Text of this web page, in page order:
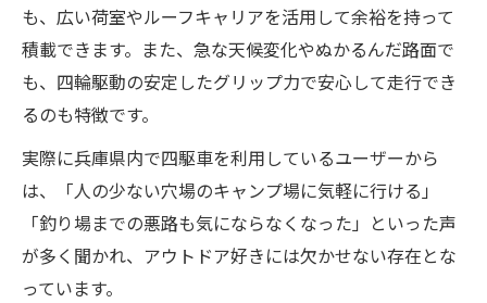
も、広い荷室やルーフキャリアを活用して余裕を持って
積載できます。また、急な天候変化やぬかるんだ路面で
も、四輪駆動の安定したグリップ力で安心して走行でき
るのも特徴です。
実際に兵庫県内で四駆車を利用しているユーザーから
は、「人の少ない穴場のキャンプ場に気軽に行ける」
「釣り場までの悪路も気にならなくなった」といった声
が多く聞かれ、アウトドア好きには欠かせない存在とな
っています。